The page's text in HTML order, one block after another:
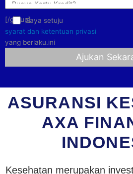
[/group]Saya setuju
syarat dan ketentuan privasi
yang berlaku.ini
ASURANSI
AXA
Kesehatan merupakan